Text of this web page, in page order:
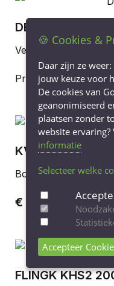
DEUTZ DX6.10
Vermogen (pk): 100
Prijs op aanvraag
KVERNELAND
Bouwjaar: 2009
€ 21.500,- (excl.
FLINGK KHS2
🍪 Cookies &
Daar zijn ze
jouw keuze voor
De cookies van
geanonimiseerd
plaatsen zonder
website ervaring?
informatie
Selecteer welke
Accepteer